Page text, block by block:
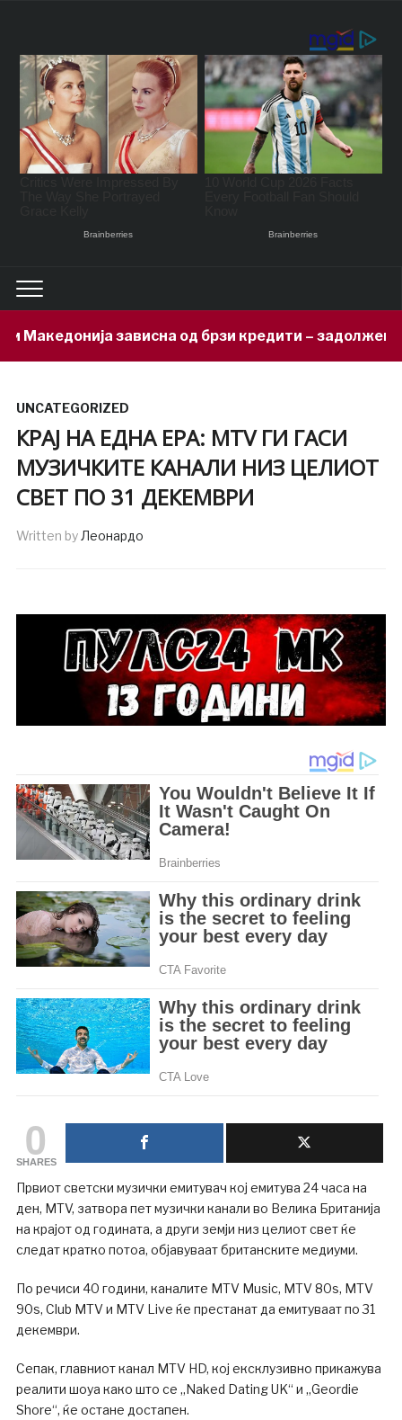
од брзи кредити – задолжени 333 милиони евра
UNCATEGORIZED
КРАЈ НА ЕДНА ЕРА: MTV ГИ ГАСИ
МУЗИЧКИТЕ КАНАЛИ НИЗ ЦЕЛИОТ
СВЕТ ПО 31 ДЕКЕМВРИ
Written byЛеонардо
0
SHARES
Првиот светски музички емитувач кој емитува 24 часа на
ден, MTV, затвора пет музички канали во Велика Британија
на крајот од годината, а други земји низ целиот свет ќе
следат кратко потоа, објавуваат британските медиуми.
По речиси 40 години, каналите MTV Music, MTV 80s, MTV
90s, Club MTV и MTV Live ќе престанат да емитуваат по 31
декември.
Сепак, главниот канал MTV HD, кој ексклузивно прикажува
реалити шоуа како што се „Naked Dating UK“ и „Geordie
Shore“, ќе остане достапен.